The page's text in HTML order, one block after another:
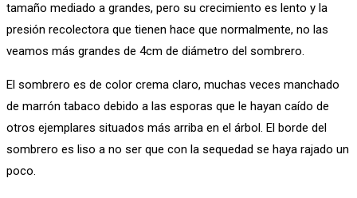
tamaño mediado a grandes, pero su crecimiento es lento y la
presión recolectora que tienen hace que normalmente, no las
veamos más grandes de 4cm de diámetro del sombrero.
El sombrero es de color crema claro, muchas veces manchado
de marrón tabaco debido a las esporas que le hayan caído de
otros ejemplares situados más arriba en el árbol. El borde del
sombrero es liso a no ser que con la sequedad se haya rajado un
poco.